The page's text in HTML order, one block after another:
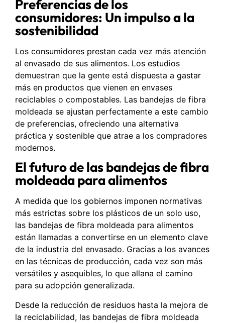
Preferencias de los
consumidores: Un impulso a la
sostenibilidad
Los consumidores prestan cada vez más atención
al envasado de sus alimentos. Los estudios
demuestran que la gente está dispuesta a gastar
más en productos que vienen en envases
reciclables o compostables. Las bandejas de fibra
moldeada se ajustan perfectamente a este cambio
de preferencias, ofreciendo una alternativa
práctica y sostenible que atrae a los compradores
modernos.
El futuro de las bandejas de fibra
moldeada para alimentos
A medida que los gobiernos imponen normativas
más estrictas sobre los plásticos de un solo uso,
las bandejas de fibra moldeada para alimentos
están llamadas a convertirse en un elemento clave
de la industria del envasado. Gracias a los avances
en las técnicas de producción, cada vez son más
versátiles y asequibles, lo que allana el camino
para su adopción generalizada.
Desde la reducción de residuos hasta la mejora de
la reciclabilidad, las bandejas de fibra moldeada